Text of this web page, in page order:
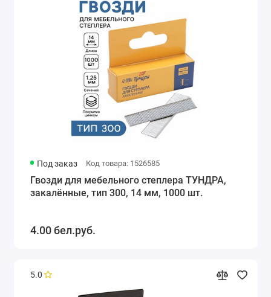
Под заказ Код товара: 1526585
Гвозди для мебельного степлера ТУНДРА,
закалённые, тип 300, 14 мм, 1000 шт.
4.00 бел.руб.
5.0